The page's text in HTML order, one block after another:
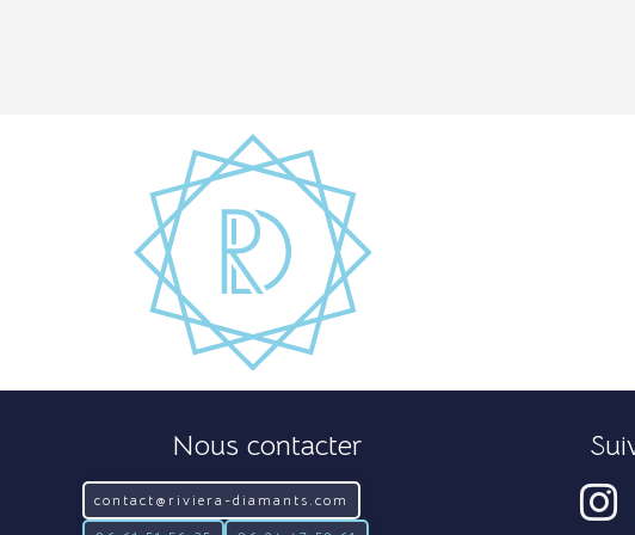
Nous contacter
contact@riviera-diamants.com